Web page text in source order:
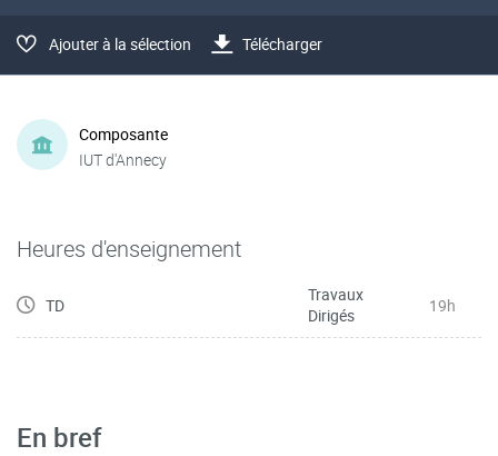
Ajouter à la sélection Télécharger
Composante
IUT d'Annecy
Heures d'enseignement
TD
Travaux
Dirigés
19h
En bref